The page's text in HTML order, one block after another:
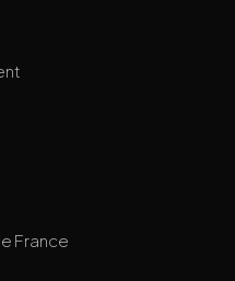
France